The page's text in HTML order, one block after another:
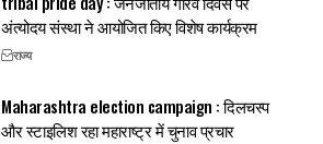
अंत्योदय संस्था ने आयोजित किए विशेष कार्यक्रम
राज्य
Maharashtra election campaign : दिलचस्प
और स्टाइलिश रहा महाराष्ट्र में चुनाव प्रचार